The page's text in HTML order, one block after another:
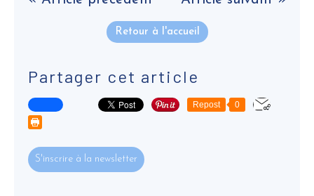
Retour à l'accueil
Partager cet article
Repost 0
S'inscrire à la newsletter